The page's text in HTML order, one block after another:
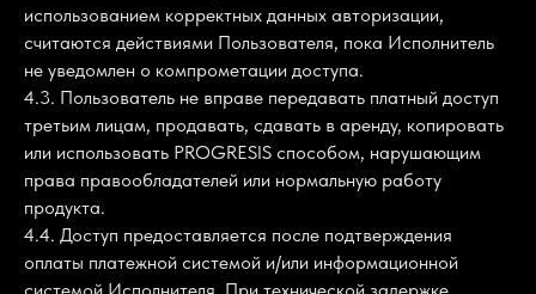
использованием корректных данных авторизации,
считаются действиями Пользователя, пока Исполнитель
не уведомлен о компрометации доступа.
4.3. Пользователь не вправе передавать платный доступ
третьим лицам, продавать, сдавать в аренду, копировать
или использовать PROGRESIS способом, нарушающим
права правообладателей или нормальную работу
продукта.
4.4. Доступ предоставляется после подтверждения
оплаты платежной системой и/или информационной